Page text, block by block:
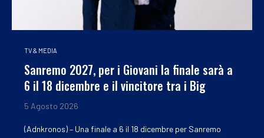
TV & MEDIA
Sanremo 2027, per i Giovani la finale sarà a
6 il 18 dicembre e il vincitore tra i Big
5 Agosto 2026
(Adnkronos) – Una finale a 6 il 18 dicembre per Sanremo